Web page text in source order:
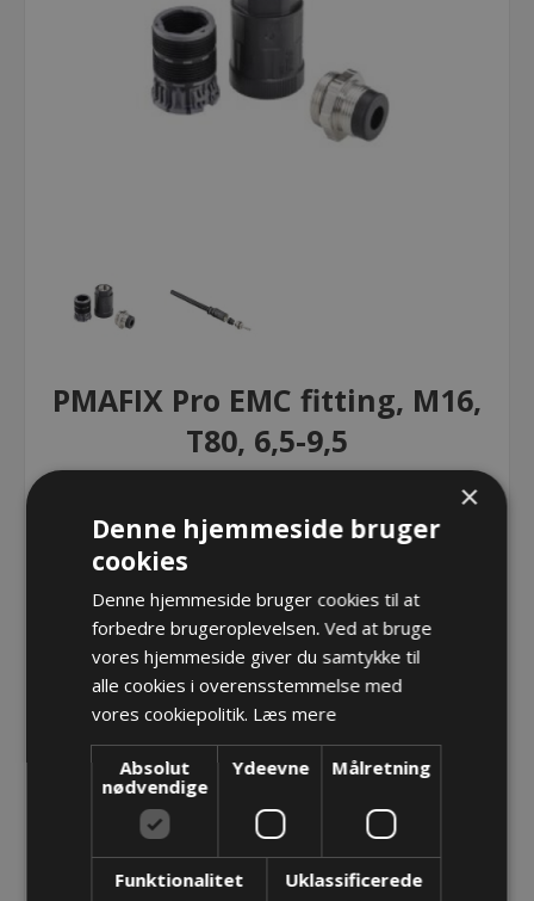
PMAFIX Pro EMC fitting, M16,
T80, 6,5-9,5
6,5-9,5
PMAFIX Pro EMC fitting, M16, T80, 6,5-9,5
Varenr.: NKEZ-M160T/B3
Producent: PMA - ABB Schweitzerland Ltd
Opret konto for at se priser
×
Denne hjemmeside bruger
cookies
Denne hjemmeside bruger cookies til at
forbedre brugeroplevelsen. Ved at bruge
vores hjemmeside giver du samtykke til
alle cookies i overensstemmelse med
vores cookiepolitik. Læs mere
Absolut
nødvendige
Ydeevne Målretning
Funktionalitet Uklassificerede